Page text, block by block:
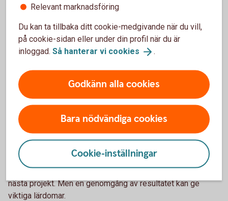
Var delaktig genom hela
processen
En slutavverkning är inte bara en affär utan också en
Genom att följa arbetet, ställa frågor och vara delaktig under
processen får du en större förståelse för både
skogsbruket och de beslut som fattas. Den kunskapen kan
vara värdefull inför framtida åtgärder i skogen.
Följ upp när arbetet är klart
När avverkningen är genomförd är det lätt att gå vidare till
nästa projekt. Men en genomgång av resultatet kan ge
viktiga lärdomar.
Relevant marknadsföring
Du kan ta tillbaka ditt cookie-medgivande när du vill,
på cookie-sidan eller under din profil när du är
inloggad. Så hanterar vi cookies .
Godkänn alla cookies
Bara nödvändiga cookies
Cookie-inställningar